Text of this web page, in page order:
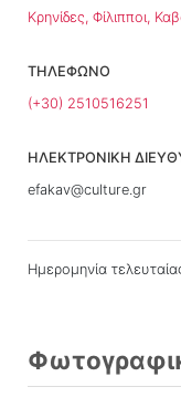
Κρηνίδες, Φίλιπποι,
ΤΗΛΕΦΩΝΟ
(+30) 2510516251
ΗΛΕΚΤΡΟΝΙΚΗ
efakav@culture.gr
Ημερομηνία